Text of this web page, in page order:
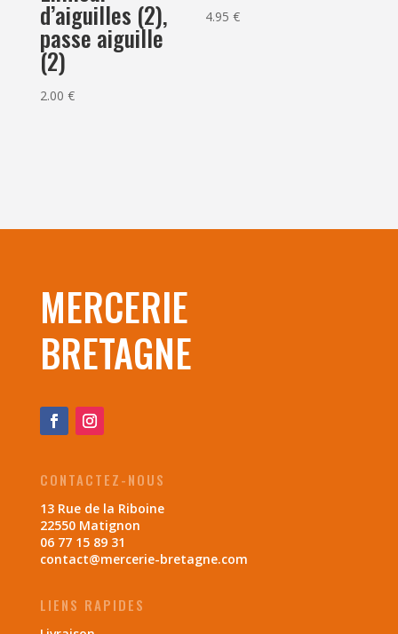
d’aiguilles (2),
passe aiguille
(2)
2.00 €
4.95€
MERCERIE
BRETAGNE
CONTACTEZ-NOUS
13 Rue de la Riboine
22550 Matignon
06 77 15 89 31
contact@mercerie-bretagne.com
LIENS RAPIDES